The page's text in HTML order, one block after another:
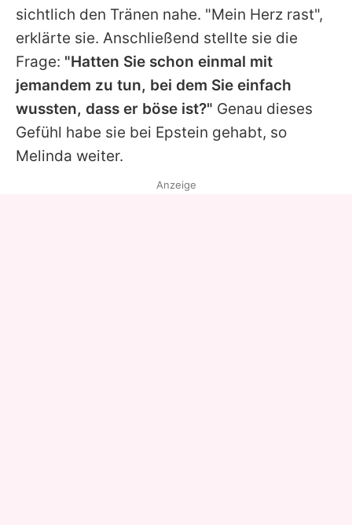
Utiq verwalten
sichtlich den Tränen nahe. "Mein Herz rast",
erklärte sie. Anschließend stellte sie die
Frage: "Hatten Sie schon einmal mit
jemandem zu tun, bei dem Sie einfach
wussten, dass er böse ist?" Genau dieses
Gefühl habe sie bei Epstein gehabt, so
Melinda weiter.
Anzeige